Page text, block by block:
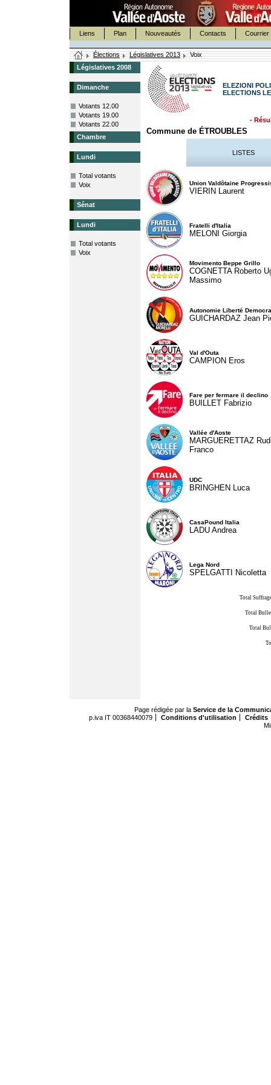
Liens Plan Nouveautés Contacts Courrier
Élections Législatives 2013
Voix
Législatives 2008
Dimanche
Votants 12.00
Votants 19.00
Votants 22.00
Chambre
Lundi
Total votants
Voix
Sénat
Lundi
Total votants
Voix
ELEZIONI
ELECTIONS
-
Commune de ÉTROUBLES
LISTES
Union Valdôtaine
VIERIN Laurent
Fratelli d'Italia
MELONI Giorgia
Movimento Beppe Grillo
COGNETTA Roberto
Massimo
Autonomie Liberté
GUICHARDAZ Jean
Val d'Outa
CAMPION Eros
Fare per fermare il declino
BUILLET Fabrizio
Vallée d'Aoste
MARGUERETTAZ
Franco
UDC
BRINGHEN Luca
CasaPound Italia
LADU Andrea
Lega Nord
SPELGATTI Nicoletta
Total
Total
Total
Page rédigée par la Service de la
p.iva IT 00368440079
Conditions d'utilisation
Crédits